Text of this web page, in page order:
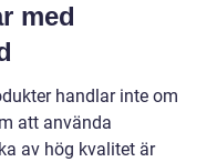
med
handlar inte om
att använda
av hög kvalitet är